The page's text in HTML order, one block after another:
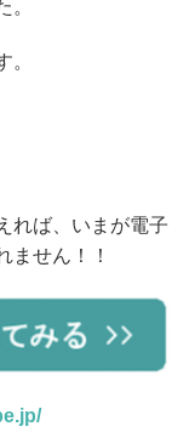
。
。
れば、いまが電子
ません！！